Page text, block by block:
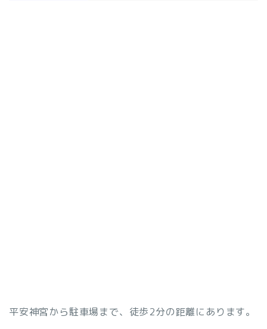
平安神宮から駐車場まで、徒歩2分の距離にあります。